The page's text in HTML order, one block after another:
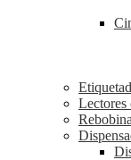
Lectores